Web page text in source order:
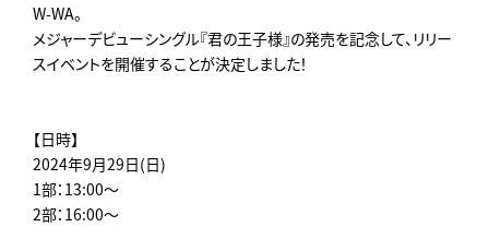
W-WA。
メジャーデビューシングル『君の王子様』の発売を記念して、リリー
スイベントを開催することが決定しました！
【日時】
2024年9月29日(日)
1部：13:00～
2部：16:00～